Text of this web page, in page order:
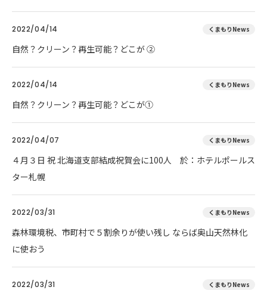
2022/04/14 くまもりNews
自然？クリーン？再生可能？どこが ②
2022/04/14 くまもりNews
自然？クリーン？再生可能？どこが①
2022/04/07 くまもりNews
４月３日 祝 北海道支部結成祝賀会に100人 於：ホテルポールス
ター札幌
2022/03/31 くまもりNews
森林環境税、市町村で５割余りが使い残し ならば奥山天然林化
に使おう
2022/03/31 くまもりNews